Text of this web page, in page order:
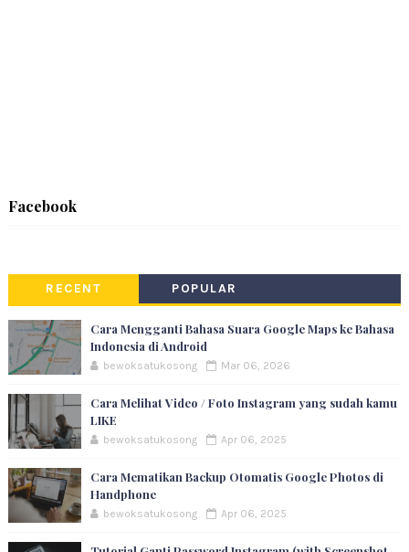
Facebook
RECENT POPULAR
Cara Mengganti Bahasa Suara Google Maps ke Bahasa
Indonesia di Android
bewoksatukosong Mar 06, 2026
Cara Melihat Video / Foto Instagram yang sudah kamu
LIKE
bewoksatukosong Apr 06, 2025
Cara Mematikan Backup Otomatis Google Photos di
Handphone
bewoksatukosong Apr 06, 2025